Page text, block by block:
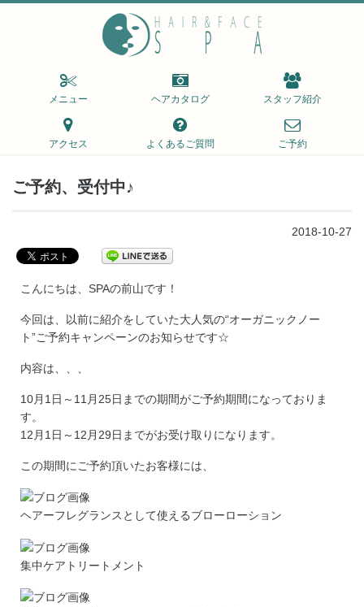
メニュー ヘアカタログ スタッフ紹介
アクセス よくあるご質問 ご予約
ご予約、受付中♪
2018-10-27
こんにちは、SPAの前山です！
今回は、以前に紹介をしていた大人気の“オーガニックノー
ト”ご予約キャンペーンのお知らせです☆
内容は、、、
10月1日～11月25日までの期間がご予約期間になっておりま
す。
12月1日～12月29日までがお受け取りになります。
この期間にご予約頂いたお客様には、
ヘアーフレグランスとして使えるブローローション
集中ケアトリートメント